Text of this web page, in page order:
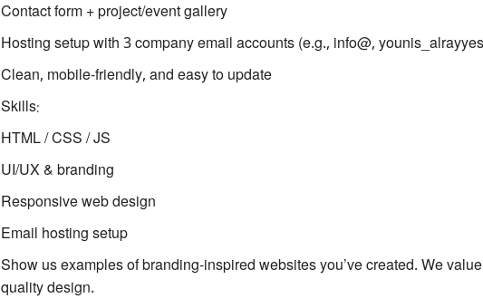
Contact form + project/event gallery
Hosting setup with 3 company email accounts (e.g., info@,
Clean, mobile-friendly, and easy to update
Skills:
HTML / CSS / JS
UI/UX & branding
Responsive web design
Email hosting setup
Show us examples of branding-inspired websites you’ve created. We
quality design.